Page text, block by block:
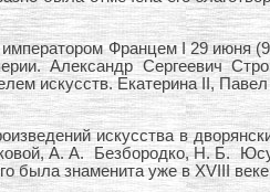
Францем I 29 июня
Александр Сергеевич
искусств. Екатерина II,
искусства в
А. А. Безбородко, Н. Б.
была знаменита уже в XVIII